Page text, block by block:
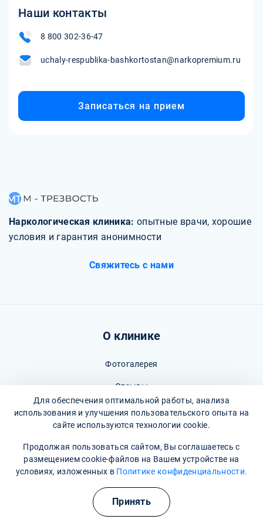
Наши контакты
8 800 302-36-47
uchaly-respublika-bashkortostan@narkopremium.ru
Записаться на прием
Наркологическая клиника: опытные врачи, хорошие
условия и гарантия анонимности
Свяжитесь с нами
О клинике
Фотогалерея
Отзывы
Вопрос - ответ
Карта сайта
Политика конфиденциальности
Пользовательское соглашение
Полезные курсы
Для обеспечения оптимальной работы, анализа
использования и улучшения пользовательского опыта на
сайте используются технологии cookie.
Продолжая пользоваться сайтом, Вы соглашаетесь с
размещением cookie-файлов на Вашем устройстве на
условиях, изложенных в Политике конфиденциальности.
Принять